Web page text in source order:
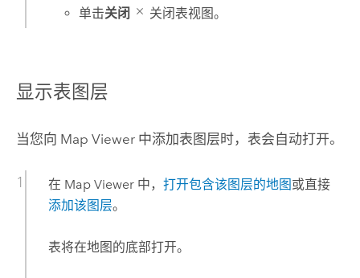
单击关闭 关闭表视图。
显示表图层
当您向 Map Viewer中添加表图层时，表会自动打开。
在 Map Viewer中， 打开包含该图层的地图或直接
添加该图层。
表将在地图的底部打开。